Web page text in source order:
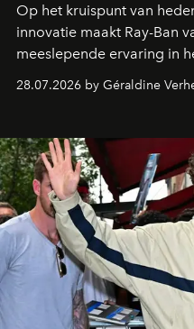
Op het kruispunt van
innovatie maakt Ray-Ban
meeslepende ervaring in
28.07.2026 by Géraldine